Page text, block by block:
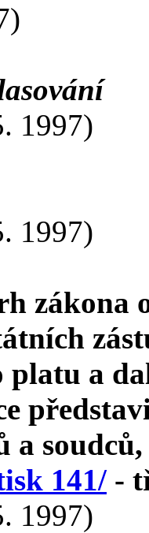
1997)
1997)
zákona
platu a
a
141/ -
1997)